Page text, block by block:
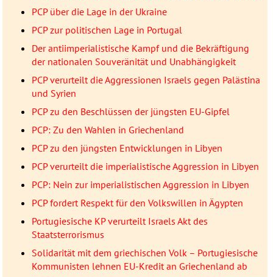
PCP über die Lage in der Ukraine
PCP zur politischen Lage in Portugal
Der antiimperialistische Kampf und die Bekräftigung
der nationalen Souveränität und Unabhängigkeit
PCP verurteilt die Aggressionen Israels gegen Palästina
und Syrien
PCP zu den Beschlüssen der jüngsten EU-Gipfel
PCP: Zu den Wahlen in Griechenland
PCP zu den jüngsten Entwicklungen in Libyen
PCP verurteilt die imperialistische Aggression in Libyen
PCP: Nein zur imperialistischen Aggression in Libyen
PCP fordert Respekt für den Volkswillen in Ägypten
Portugiesische KP verurteilt Israels Akt des
Staatsterrorismus
Solidarität mit dem griechischen Volk – Portugiesische
Kommunisten lehnen EU-Kredit an Griechenland ab